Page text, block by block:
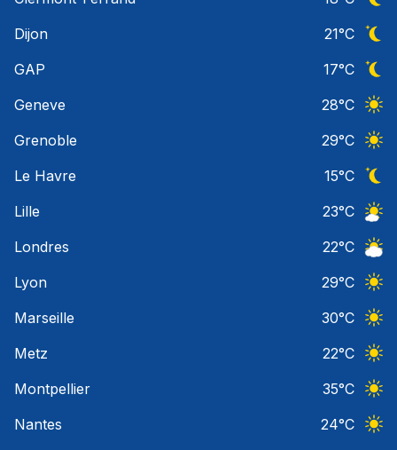
Dijon
21°C
GAP
17°C
Geneve
28°C
Grenoble
29°C
Le Havre
15°C
Lille
23°C
Londres
22°C
Lyon
29°C
Marseille
30°C
Metz
22°C
Montpellier
35°C
Nantes
24°C